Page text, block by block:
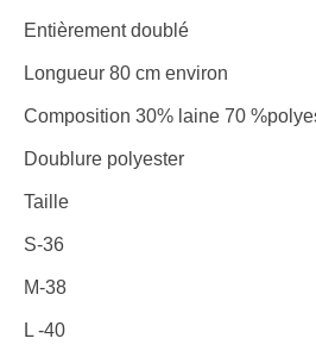
LINGERIE DE NUIT &
SAC A MAIN
ACCESSOIRES
Entièrement doublé
Longueur 80 cm environ
Composition 30% laine 70
Doublure polyester
Taille
S-36
M-38
L -40